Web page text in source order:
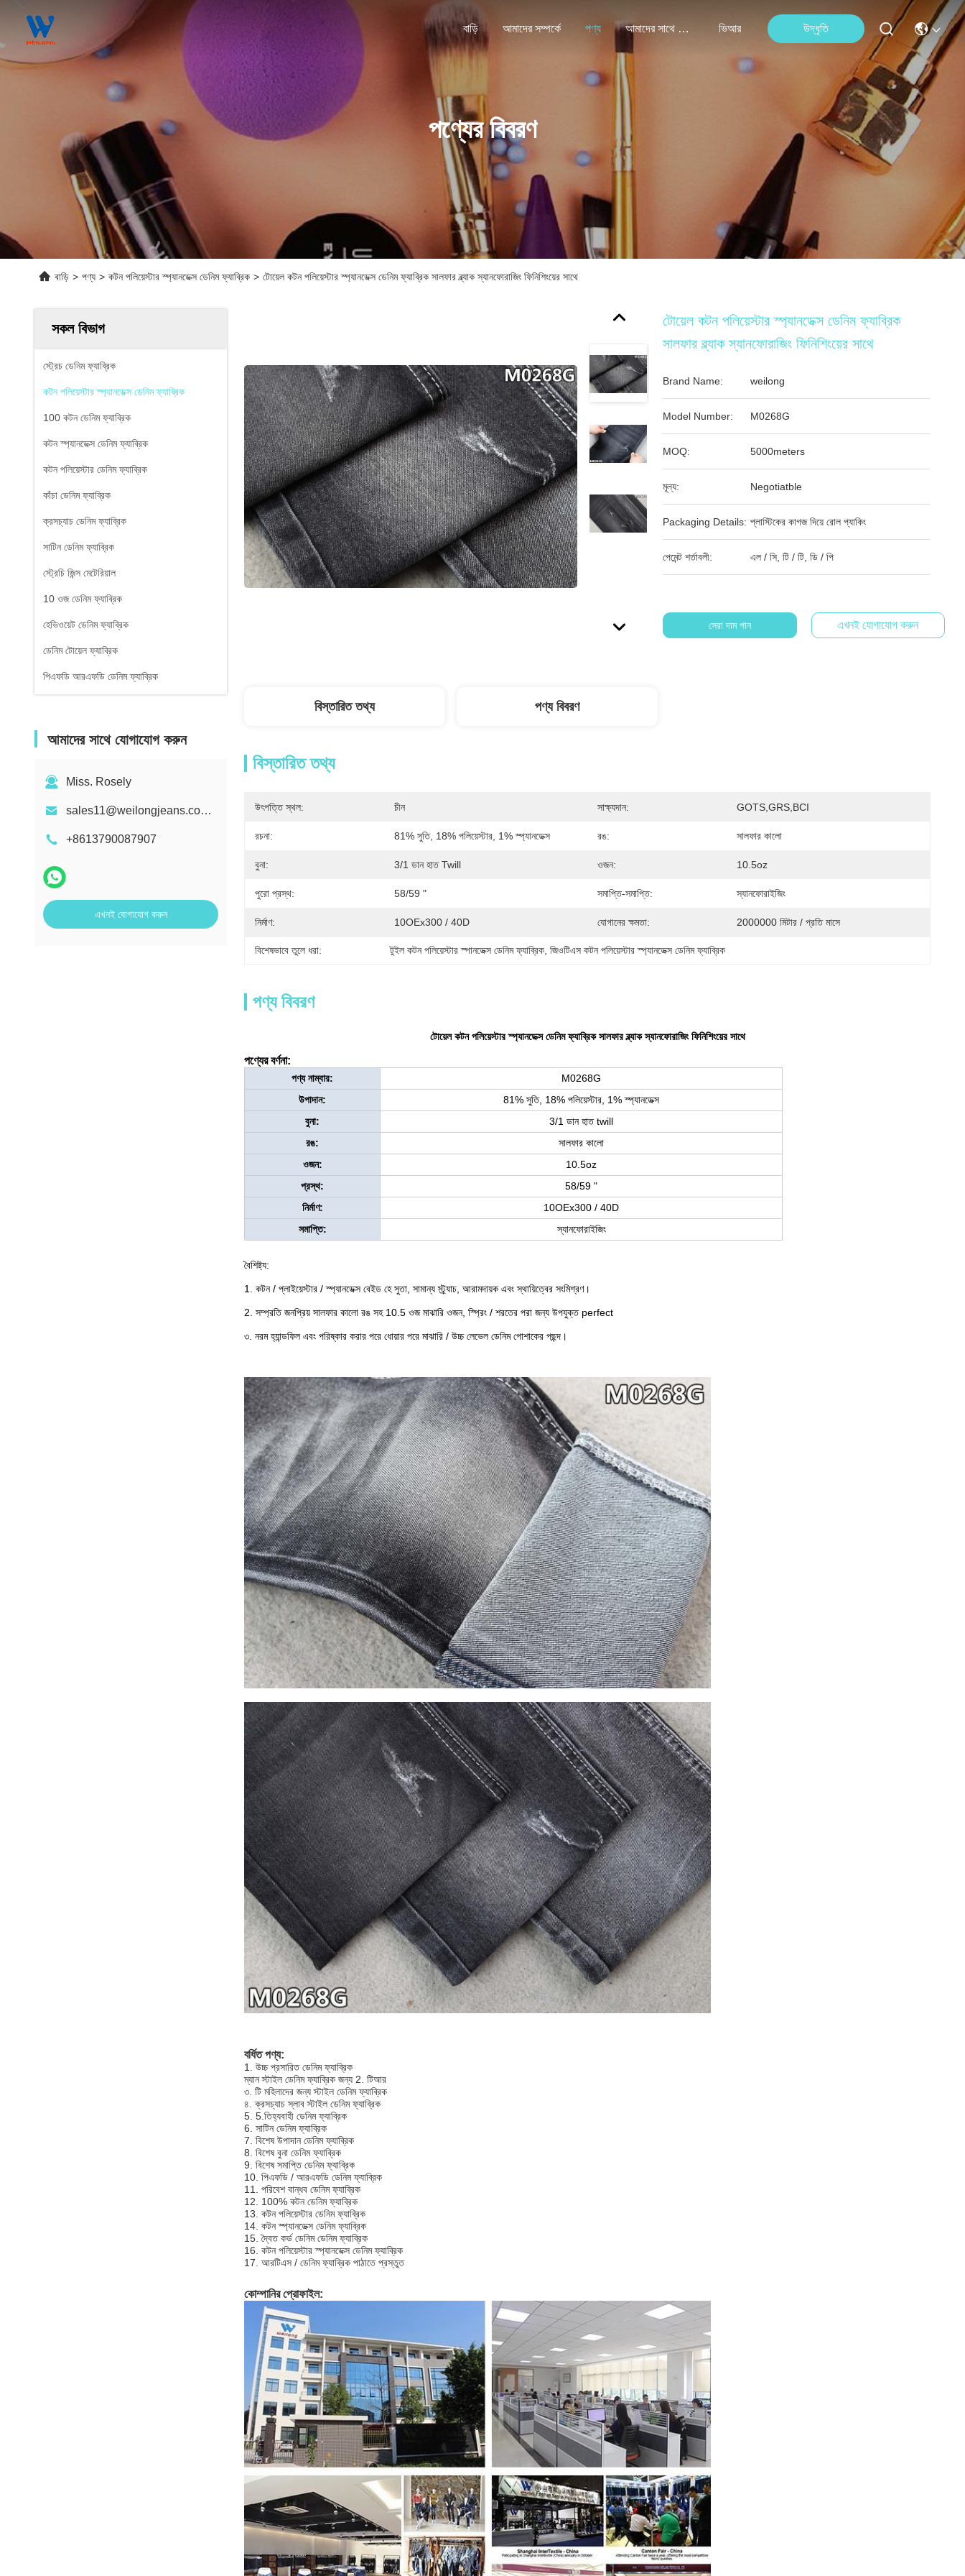
বাড়ি আমাদের সম্পর্কে পণ্য আমাদের সাথে যোগাযোগ করুন ভিআর উদ্ধৃতি
পণ্যের বিবরণ
বাড়ি > পণ্য > কটন পলিয়েস্টার স্প্যানডেক্স ডেনিম ফ্যাব্রিক > টোয়েল কটন পলিয়েস্টার স্প্যানডেক্স ডেনিম ফ্যাব্রিক সালফার ব্ল্যাক স্যানফোরাজিং ফিনিশিংয়ের সাথে
সকল বিভাগ
স্ট্রেচ ডেনিম ফ্যাব্রিক
কটন পলিয়েস্টার স্প্যানডেক্স ডেনিম ফ্যাব্রিক
100 কটন ডেনিম ফ্যাব্রিক
কটন স্প্যানডেক্স ডেনিম ফ্যাব্রিক
কটন পলিয়েস্টার ডেনিম ফ্যাব্রিক
কাঁচা ডেনিম ফ্যাব্রিক
ক্রসচ্যাচ ডেনিম ফ্যাব্রিক
সাটিন ডেনিম ফ্যাব্রিক
স্ট্রেচি জিন্স মেটেরিয়াল
10 ওজ ডেনিম ফ্যাব্রিক
হেভিওয়েট ডেনিম ফ্যাব্রিক
ডেনিম টোয়েল ফ্যাব্রিক
পিএফডি আরএফডি ডেনিম ফ্যাব্রিক
আমাদের সাথে যোগাযোগ করুন
Miss. Rosely
sales11@weilongjeans.com.cn
+8613790087907
এখনই যোগাযোগ করুন
টোয়েল কটন পলিয়েস্টার স্প্যানডেক্স ডেনিম ফ্যাব্রিক
সালফার ব্ল্যাক স্যানফোরাজিং ফিনিশিংয়ের সাথে
Brand Name: weilong
Model Number: M0268G
MOQ: 5000meters
মূল্য: Negotiatble
Packaging Details: প্লাস্টিকের কাগজ দিয়ে রোল প্যাকিং
পেমেন্ট শর্তাবলী: এল / সি, টি / টি, ডি / পি
সেরা দাম পান এখনই যোগাযোগ করুন
বিস্তারিত তথ্য পণ্য বিবরণ
বিস্তারিত তথ্য
উৎপত্তি স্থল: চীন সাক্ষ্যদান: GOTS,GRS,BCI
রচনা: 81% সুতি, 18% পলিয়েস্টার, 1% স্প্যানডেক্স রঙ: সালফার কালো
বুনা: 3/1 ডান হাত Twill ওজন: 10.5oz
পুরো প্রস্থ: 58/59 " সমাপ্তি-সমাপ্তি: স্যানফোরাইজিং
নির্মাণ: 10OEx300 / 40D যোগানের ক্ষমতা: 2000000 মিটার / প্রতি মাসে
বিশেষভাবে তুলে ধরা: টুইল কটন পলিয়েস্টার স্পানডেক্স ডেনিম ফ্যাব্রিক , জিওটিএস কটন পলিয়েস্টার স্প্যানডেক্স ডেনিম ফ্যাব্রিক
পণ্য বিবরণ
টোয়েল কটন পলিয়েস্টার স্প্যানডেক্স ডেনিম ফ্যাব্রিক সালফার ব্ল্যাক স্যানফোরাজিং ফিনিশিংয়ের সাথে
পণ্যের বর্ণনা:
পণ্য নাম্বার:
M0268G
উপাদান:
81% সুতি, 18% পলিয়েস্টার, 1% স্প্যানডেক্স
বুনা:
3/1 ডান হাত twill
রঙ:
সালফার কালো
ওজন:
10.5oz
প্রস্থ:
58/59 "
নির্মাণ:
10OEx300 / 40D
সমাপ্তি:
স্যানফোরাইজিং
বৈশিষ্ট্য:
1. কটন / প্লাইয়েস্টার / স্প্যানডেক্স বেইড হে সুতা, সামান্য স্ট্র্যাচ, আরামদায়ক এবং স্থায়িত্বের সংমিশ্রণ।
2. সম্প্রতি জনপ্রিয় সালফার কালো রঙ সহ 10.5 ওজ মাঝারি ওজন, স্প্রিং / শরতের পরা জন্য উপযুক্ত perfect
৩. নরম হ্যান্ডফিল এবং পরিষ্কার করার পরে ধোয়ার পরে মাঝারি / উচ্চ লেভেল ডেনিম পোশাকের পছন্দ।
বর্ধিত পণ্য:
1. উচ্চ প্রসারিত ডেনিম ফ্যাব্রিক
ম্যান স্টাইল ডেনিম ফ্যাব্রিক জন্য 2. টিআর
৩. টি মহিলাদের জন্য স্টাইল ডেনিম ফ্যাব্রিক
৪. ক্রসচ্যাচ স্লাব স্টাইল ডেনিম ফ্যাব্রিক
5. 5.তিহ্যবাহী ডেনিম ফ্যাব্রিক
6. সাটিন ডেনিম ফ্যাব্রিক
7. বিশেষ উপাদান ডেনিম ফ্যাব্রিক
8. বিশেষ বুনা ডেনিম ফ্যাব্রিক
9. বিশেষ সমাপ্তি ডেনিম ফ্যাব্রিক
10. পিএফডি / আরএফডি ডেনিম ফ্যাব্রিক
11. পরিবেশ বান্ধব ডেনিম ফ্যাব্রিক
12. 100% কটন ডেনিম ফ্যাব্রিক
13. কটন পলিয়েস্টার ডেনিম ফ্যাব্রিক
14. কটন স্প্যানডেক্স ডেনিম ফ্যাব্রিক
15. দ্বৈত কর্ড ডেনিম ডেনিম ফ্যাব্রিক
16. কটন পলিয়েস্টার স্প্যানডেক্স ডেনিম ফ্যাব্রিক
17. আরটিএস / ডেনিম ফ্যাব্রিক পাঠাতে প্রস্তুত
কোম্পানির প্রোফাইল: